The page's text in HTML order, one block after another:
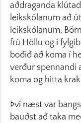
aðdraganda
leikskólanum að
leikskólanum.
frú Höllu og í
boðið að koma í
verður spennandi
koma og hitta
Því næst var
bauðst að taka